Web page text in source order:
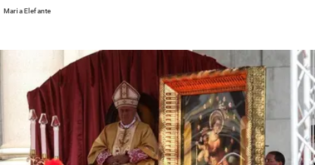
della Supplica (domenica 3 ottobre): il programma di un periodo speciale,
Maria Elefante